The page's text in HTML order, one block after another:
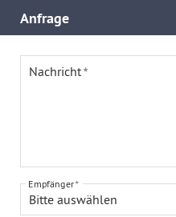
Anfrage
Nachricht
Bitte auswählen
Empfänger